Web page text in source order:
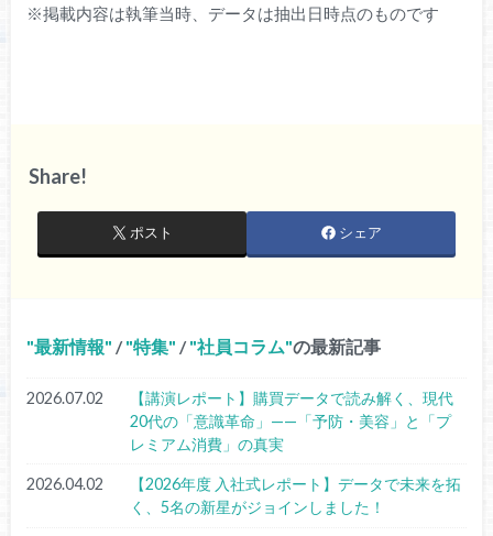
※掲載内容は執筆当時、データは抽出日時点のものです
Share!
ポスト シェア
最新情報 / 特集 / 社員コラム の最新記事
2026.07.02
【講演レポート】購買データで読み解く、現代
20代の「意識革命」——「予防・美容」と「プ
レミアム消費」の真実
2026.04.02
【2026年度 入社式レポート】データで未来を拓
く、5名の新星がジョインしました！